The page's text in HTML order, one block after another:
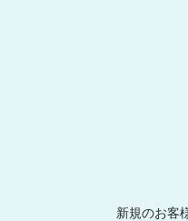
新規のお客